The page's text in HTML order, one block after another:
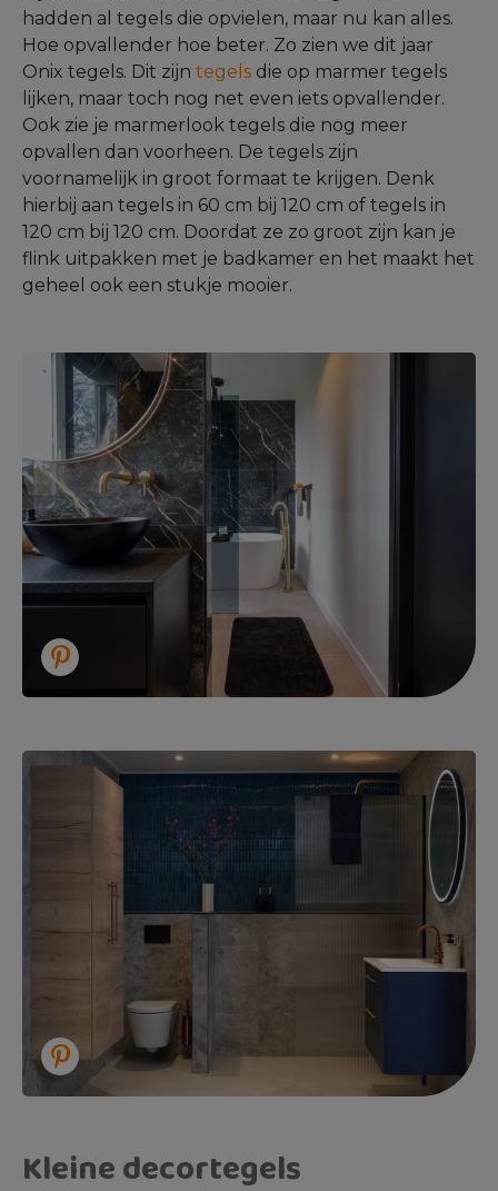
hadden al tegels die opvielen, maar nu kan alles.
Hoe opvallender hoe beter. Zo zien we dit jaar
Onix tegels. Dit zijn tegels die op marmer tegels
lijken, maar toch nog net even iets opvallender.
Ook zie je marmerlook tegels die nog meer
opvallen dan voorheen. De tegels zijn
voornamelijk in groot formaat te krijgen. Denk
hierbij aan tegels in 60 cm bij 120 cm of tegels in
120 cm bij 120 cm. Doordat ze zo groot zijn kan je
flink uitpakken met je badkamer en het maakt het
geheel ook een stukje mooier.
Kleine decortegels